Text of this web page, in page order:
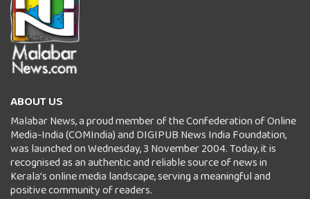
ABOUT US
Malabar News, a proud member of the Confederation of Online
Media-India (COMIndia) and DIGIPUB News India Foundation,
was launched on Wednesday, 3 November 2004. Today, it is
recognised as an authentic and reliable source of news in
Kerala’s online media landscape, serving a meaningful and
positive community of readers.